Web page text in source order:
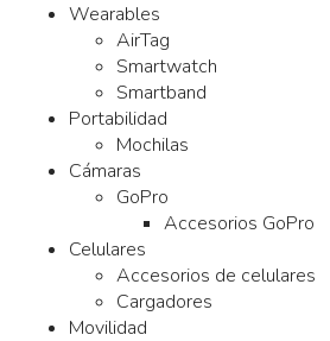
Wearables
AirTag
Smartwatch
Smartband
Portabilidad
Mochilas
Cámaras
GoPro
Accesorios GoPro
Celulares
Accesorios de celulares
Cargadores
Movilidad